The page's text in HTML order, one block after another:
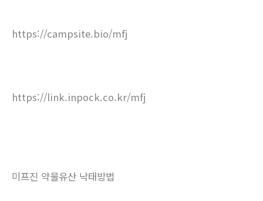
https://campsite.bio/mfj
https://link.inpock.co.kr/mfj
미프진 약물유산 낙태방법